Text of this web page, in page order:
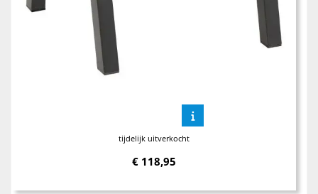
tijdelijk uitverkocht
€ 118,95